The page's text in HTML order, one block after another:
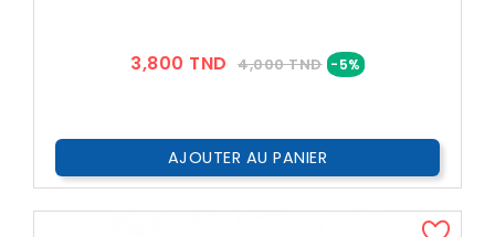
3,800 TND Prix
4,000 TND -5% Prix
AJOUTER AU PANIER